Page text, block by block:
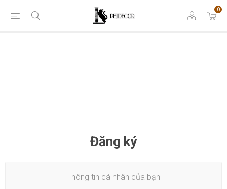
0
Đăng ký
Thông tin cá nhân của bạn